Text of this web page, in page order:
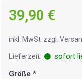
39,90 €
inkl. MwSt. zzgl.
Lieferzeit:
sofort
Größe